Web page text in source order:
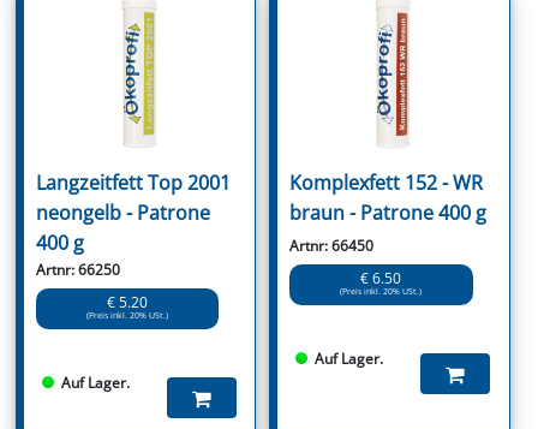
Langzeitfett Top 2001
neongelb - Patrone
400 g
Artnr: 66250
€ 5.20
(Preis inkl. 20% USt.)
Auf Lager.
Komplexfett 152 - WR
braun - Patrone 400 g
Artnr: 66450
€ 6.50
(Preis inkl. 20% USt.)
Auf Lager.